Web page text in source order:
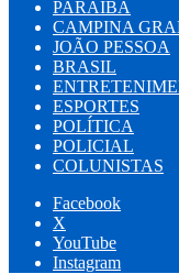
PARAÍBA
CAMPINA
JOÃO PESSOA
BRASIL
ESPORTES
POLÍTICA
POLICIAL
COLUNISTAS
Facebook
X
YouTube
Instagram